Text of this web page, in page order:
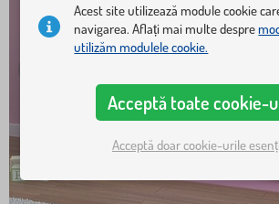
Acest site utilizează module cookie
navigarea. Aflați mai multe despre
utilizăm modulele cookie.
Acceptă toate cookie-
Acceptă doar cookie-urile